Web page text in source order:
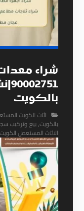
شراء
بالكويت
اثاث الكويت
بالكويت,بيع وتركيب
الاثاث المستعمل الكويت